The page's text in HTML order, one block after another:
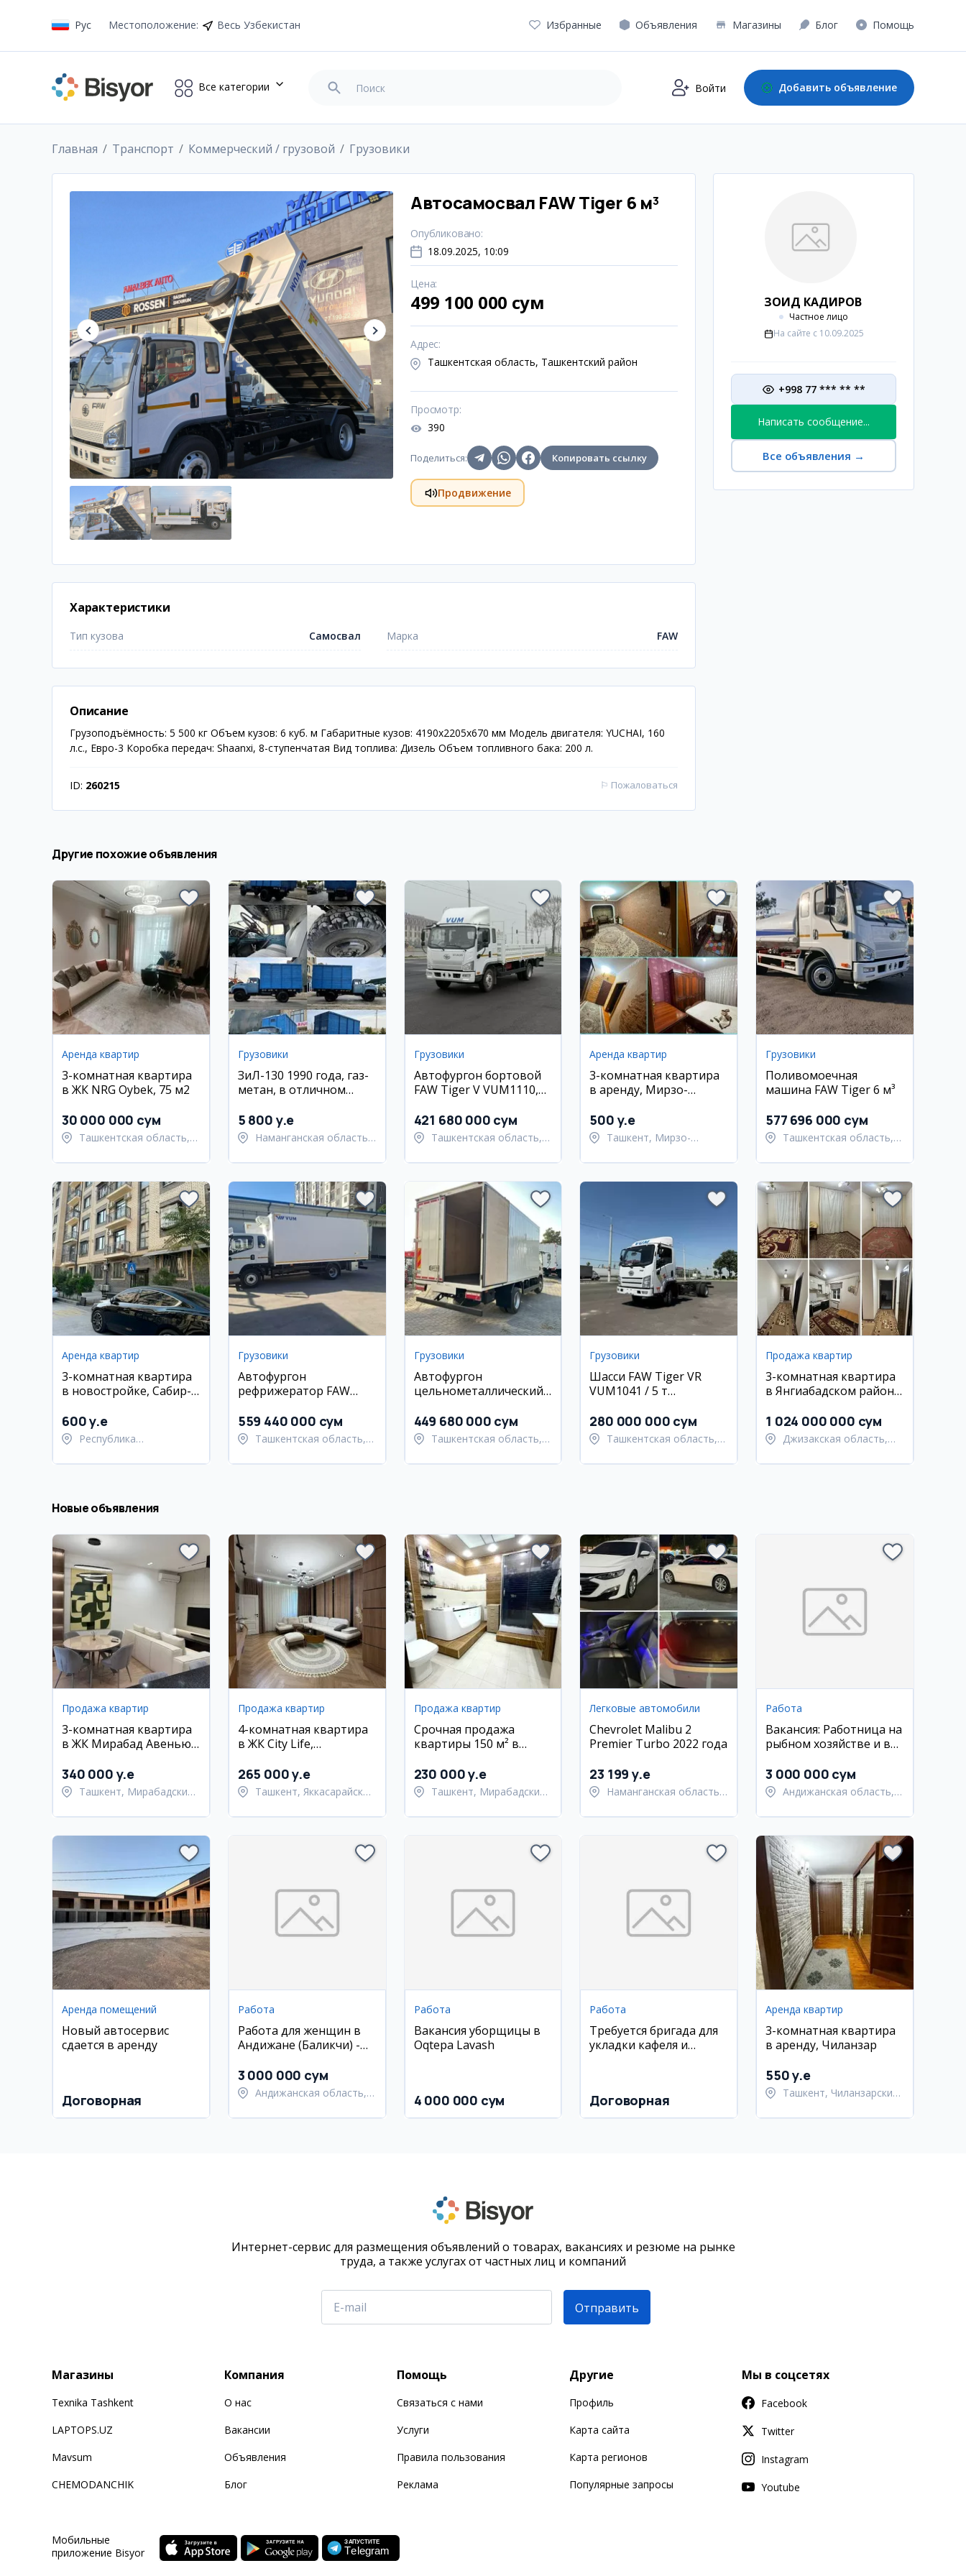
Рус Местоположение: Весь Узбекистан Избранные Объявления Магазины Блог Помощь
Все категории Войти Добавить объявление
Главная Транспорт Коммерческий / грузовой Грузовики
Автосамосвал FAW Tiger 6 м³
Опубликовано:
18.09.2025, 10:09
Цена:
499 100 000 сум
Адрес:
Ташкентская область, Ташкентский район
Просмотр:
390
Поделиться: Копировать ссылку
Продвижение
Характеристики
Тип кузова Самосвал Марка FAW
Описание
Грузоподъёмность: 5 500 кг Объем кузов: 6 куб. м Габаритные кузов: 4190x2205x670 мм Модель двигателя: YUCHAI, 160
л.с., Евро-3 Коробка передач: Shaanxi, 8-ступенчатая Вид топлива: Дизель Объем топливного бака: 200 л.
ID: 260215 ⚐ Пожаловаться
ЗОИД КАДИРОВ
Частное лицо
На сайте с 10.09.2025
+998 77 *** ** **
Написать сообщение...
Все объявления →
Другие похожие объявления
Аренда квартир
3-комнатная квартира
в ЖК NRG Oybek, 75 м2
30 000 000 сум
Ташкентская область,
Грузовики
ЗиЛ-130 1990 года, газ-
метан, в отличном
5 800 y.e
Наманганская область,
Грузовики
Автофургон бортовой
FAW Tiger V VUM1110,
421 680 000 сум
Ташкентская область,
Аренда квартир
3-комнатная квартира
в аренду, Мирзо-
Корасу-6
500 y.e
Ташкент, Мирзо-
Грузовики
Поливомоечная
машина FAW Tiger 6 м³
577 696 000 сум
Ташкентская область,
Аренда квартир
3-комнатная квартира
в новостройке, Сабир-
ремонт
600 y.e
Республика
Берунийский район
Грузовики
Автофургон
рефрижератор FAW
Thermo King RV580 -5 ⁰
559 440 000 сум
Ташкентская область,
Грузовики
Автофургон
цельнометаллический
21.6 м3
449 680 000 сум
Ташкентская область,
Грузовики
Шасси FAW Tiger VR
VUM1041 / 5 т
280 000 000 сум
Ташкентская область,
Продажа квартир
3-комнатная квартира
в Янгиабадском районе,
1 024 000 000 сум
Джизакская область,
Новые объявления
Продажа квартир
3-комнатная квартира
в ЖК Мирабад Авенью,
340 000 y.e
Ташкент, Мирабадский
Продажа квартир
4-комнатная квартира
в ЖК City Life,
265 000 y.e
Ташкент, Яккасарайский
Продажа квартир
Срочная продажа
квартиры 150 м² в
ул. Нукусская
230 000 y.e
Ташкент, Мирабадский
Легковые автомобили
Chevrolet Malibu 2
Premier Turbo 2022 года
23 199 y.e
Наманганская область,
Работа
Вакансия: Работница на
рыбном хозяйстве и в
3 000 000 сум
Андижанская область,
Аренда помещений
Новый автосервис
сдается в аренду
Договорная
Работа
Работа для женщин в
Андижане (Баликчи) -
3 000 000 сум
Андижанская область,
Работа
Вакансия уборщицы в
Oqtepa Lavash
4 000 000 сум
Работа
Требуется бригада для
укладки кафеля и
Договорная
Аренда квартир
3-комнатная квартира
в аренду, Чиланзар
550 y.e
Ташкент, Чиланзарский
Интернет-сервис для размещения объявлений о товарах, вакансиях и резюме на рынке
труда, а также услугах от частных лиц и компаний
Отправить
Магазины
Texnika Tashkent
LAPTOPS.UZ
Mavsum
CHEMODANCHIK
Компания
О нас
Вакансии
Объявления
Блог
Помощь
Связаться с нами
Услуги
Правила пользования
Реклама
Другие
Профиль
Карта сайта
Карта регионов
Популярные запросы
Мы в соцсетях
Facebook
Twitter
Instagram
Youtube
Мобильные
приложение Bisyor